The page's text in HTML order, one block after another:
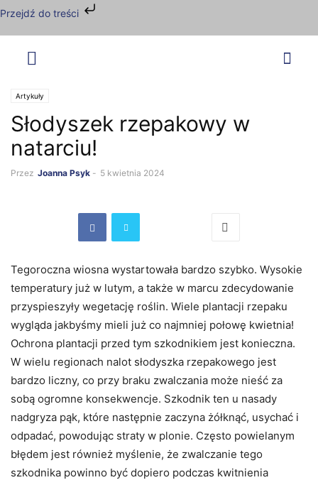
Przejdź do treści
Artykuły
Słodyszek rzepakowy w
natarciu!
Przez Joanna Psyk - 5 kwietnia 2024
Tegoroczna wiosna wystartowała bardzo szybko. Wysokie
temperatury już w lutym, a także w marcu zdecydowanie
przyspieszyły wegetację roślin. Wiele plantacji rzepaku
wygląda jakbyśmy mieli już co najmniej połowę kwietnia!
Ochrona plantacji przed tym szkodnikiem jest konieczna.
W wielu regionach nalot słodyszka rzepakowego jest
bardzo liczny, co przy braku zwalczania może nieść za
sobą ogromne konsekwencje. Szkodnik ten u nasady
nadgryza pąk, które następnie zaczyna żółknąć, usychać i
odpadać, powodując straty w plonie. Często powielanym
błędem jest również myślenie, że zwalczanie tego
szkodnika powinno być dopiero podczas kwitnienia